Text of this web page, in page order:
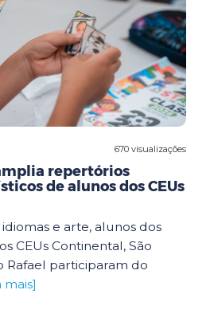
670 visualizações
repertórios
de alunos dos CEUs
e arte, alunos dos
CEUs Continental, São
Rafael participaram do
mais]